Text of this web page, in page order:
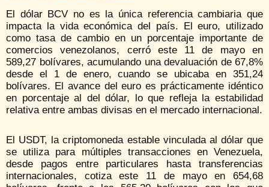
El dólar BCV no es la única referencia cambiaria que
impacta la vida económica del país. El euro, utilizado
como tasa de cambio en un porcentaje importante de
comercios venezolanos, cerró este 11 de mayo en
589,27 bolívares, acumulando una devaluación de 67,8%
desde el 1 de enero, cuando se ubicaba en 351,24
bolívares. El avance del euro es prácticamente idéntico
en porcentaje al del dólar, lo que refleja la estabilidad
relativa entre ambas divisas en el mercado internacional.
El USDT, la criptomoneda estable vinculada al dólar que
se utiliza para múltiples transacciones en Venezuela,
desde pagos entre particulares hasta transferencias
internacionales, cotiza este 11 de mayo en 654,68